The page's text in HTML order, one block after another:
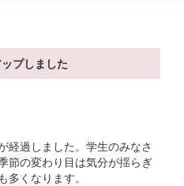
プしました
経過しました。学生のみなさ
節の変わり目は気分が揺らぎ
くなります。